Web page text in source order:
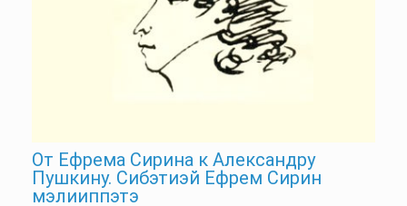
От Ефрема Сирина к Александру
Пушкину. Сибэтиэй Ефрем Сирин
мэлииппэтэ